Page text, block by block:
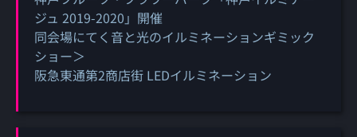
ジュ 2019-2020」開催
同会場にてく音と光のイルミネーションギミック
ショー＞
阪急東通第2商店街 LEDイルミネーション